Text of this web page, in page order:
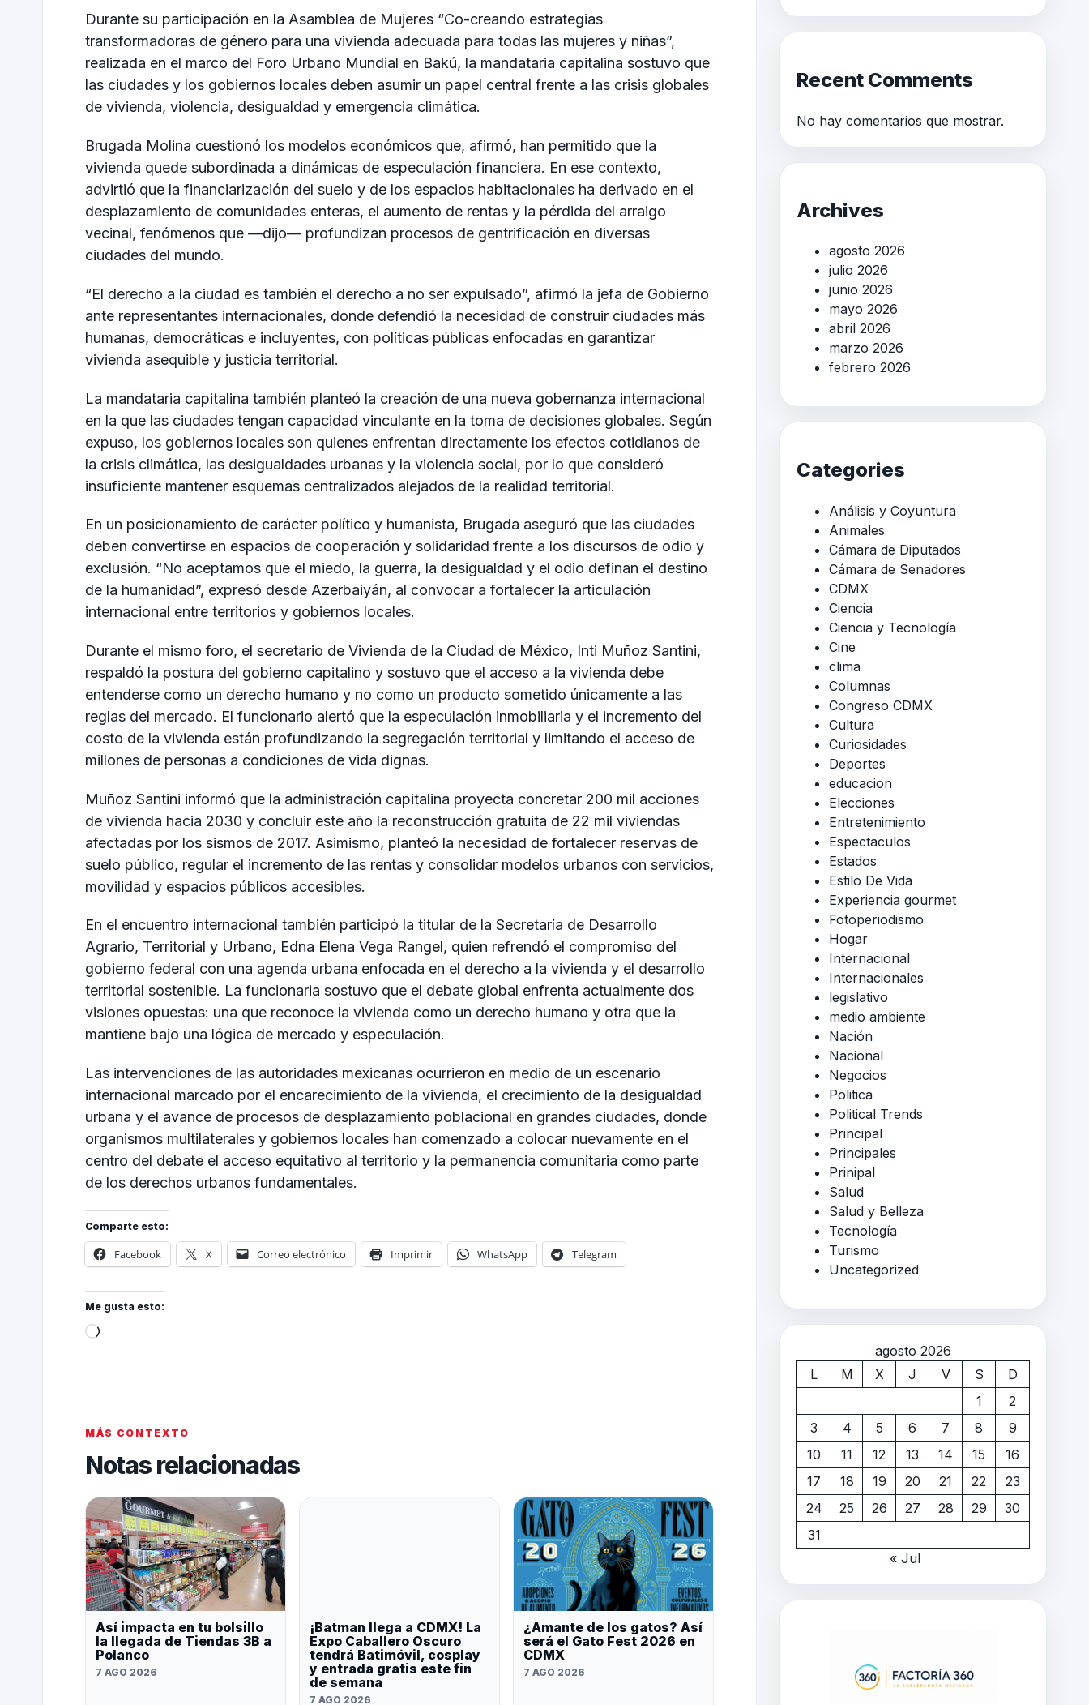
Durante su participación en la Asamblea de Mujeres “Co-creando estrategias
transformadoras de género para una vivienda adecuada para todas las mujeres y niñas”,
realizada en el marco del Foro Urbano Mundial en Bakú, la mandataria capitalina sostuvo que
las ciudades y los gobiernos locales deben asumir un papel central frente a las crisis globales
de vivienda, violencia, desigualdad y emergencia climática.
Brugada Molina cuestionó los modelos económicos que, afirmó, han permitido que la
vivienda quede subordinada a dinámicas de especulación financiera. En ese contexto,
advirtió que la financiarización del suelo y de los espacios habitacionales ha derivado en el
desplazamiento de comunidades enteras, el aumento de rentas y la pérdida del arraigo
vecinal, fenómenos que —dijo— profundizan procesos de gentrificación en diversas
ciudades del mundo.
“El derecho a la ciudad es también el derecho a no ser expulsado”, afirmó la jefa de Gobierno
ante representantes internacionales, donde defendió la necesidad de construir ciudades más
humanas, democráticas e incluyentes, con políticas públicas enfocadas en garantizar
vivienda asequible y justicia territorial.
La mandataria capitalina también planteó la creación de una nueva gobernanza internacional
en la que las ciudades tengan capacidad vinculante en la toma de decisiones globales. Según
expuso, los gobiernos locales son quienes enfrentan directamente los efectos cotidianos de
la crisis climática, las desigualdades urbanas y la violencia social, por lo que consideró
insuficiente mantener esquemas centralizados alejados de la realidad territorial.
En un posicionamiento de carácter político y humanista, Brugada aseguró que las ciudades
deben convertirse en espacios de cooperación y solidaridad frente a los discursos de odio y
exclusión. “No aceptamos que el miedo, la guerra, la desigualdad y el odio definan el destino
de la humanidad”, expresó desde Azerbaiyán, al convocar a fortalecer la articulación
internacional entre territorios y gobiernos locales.
Durante el mismo foro, el secretario de Vivienda de la Ciudad de México, Inti Muñoz Santini,
respaldó la postura del gobierno capitalino y sostuvo que el acceso a la vivienda debe
entenderse como un derecho humano y no como un producto sometido únicamente a las
reglas del mercado. El funcionario alertó que la especulación inmobiliaria y el incremento del
costo de la vivienda están profundizando la segregación territorial y limitando el acceso de
millones de personas a condiciones de vida dignas.
Muñoz Santini informó que la administración capitalina proyecta concretar 200 mil acciones
de vivienda hacia 2030 y concluir este año la reconstrucción gratuita de 22 mil viviendas
afectadas por los sismos de 2017. Asimismo, planteó la necesidad de fortalecer reservas de
suelo público, regular el incremento de las rentas y consolidar modelos urbanos con servicios,
movilidad y espacios públicos accesibles.
En el encuentro internacional también participó la titular de la Secretaría de Desarrollo
Agrario, Territorial y Urbano, Edna Elena Vega Rangel, quien refrendó el compromiso del
gobierno federal con una agenda urbana enfocada en el derecho a la vivienda y el desarrollo
territorial sostenible. La funcionaria sostuvo que el debate global enfrenta actualmente dos
visiones opuestas: una que reconoce la vivienda como un derecho humano y otra que la
mantiene bajo una lógica de mercado y especulación.
Las intervenciones de las autoridades mexicanas ocurrieron en medio de un escenario
internacional marcado por el encarecimiento de la vivienda, el crecimiento de la desigualdad
urbana y el avance de procesos de desplazamiento poblacional en grandes ciudades, donde
organismos multilaterales y gobiernos locales han comenzado a colocar nuevamente en el
centro del debate el acceso equitativo al territorio y la permanencia comunitaria como parte
de los derechos urbanos fundamentales.
Comparte esto:
Facebook X Correo electrónico Imprimir WhatsApp Telegram
Me gusta esto:
MÁS CONTEXTO
Notas relacionadas
Así impacta en tu bolsillo
la llegada de Tiendas 3B a
Polanco
7 AGO 2026
¡Batman llega a CDMX! La
Expo Caballero Oscuro
tendrá Batimóvil, cosplay
y entrada gratis este fin
de semana
7 AGO 2026
¿Amante de los gatos? Así
será el Gato Fest 2026 en
CDMX
7 AGO 2026
Recent Comments
No hay comentarios que mostrar.
Archives
agosto 2026
julio 2026
junio 2026
mayo 2026
abril 2026
marzo 2026
febrero 2026
Categories
Análisis y Coyuntura
Animales
Cámara de Diputados
Cámara de Senadores
CDMX
Ciencia
Ciencia y Tecnología
Cine
clima
Columnas
Congreso CDMX
Cultura
Curiosidades
Deportes
educacion
Elecciones
Entretenimiento
Espectaculos
Estados
Estilo De Vida
Experiencia gourmet
Fotoperiodismo
Hogar
Internacional
Internacionales
legislativo
medio ambiente
Nación
Nacional
Negocios
Politica
Political Trends
Principal
Principales
Prinipal
Salud
Salud y Belleza
Tecnología
Turismo
Uncategorized
agosto 2026
L
M X J V S
D
1
2
3
4 5 6 7 8
9
10
11 12 13 14 15
16
17
18 19 20 21 22
23
24
25 26 27 28 29
30
31
« Jul